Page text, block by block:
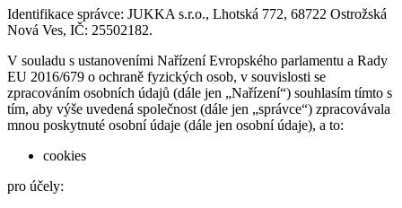
Identifikace správce: JUKKA s.r.o., Lhotská 772, 68722 Ostrožská
Nová Ves, IČ: 25502182.
V souladu s ustanoveními Nařízení Evropského parlamentu a Rady
EU 2016/679 o ochraně fyzických osob, v souvislosti se
zpracováním osobních údajů (dále jen „Nařízení“) souhlasím tímto s
tím, aby výše uvedená společnost (dále jen „správce“) zpracovávala
mnou poskytnuté osobní údaje (dále jen osobní údaje), a to:
cookies
pro účely: